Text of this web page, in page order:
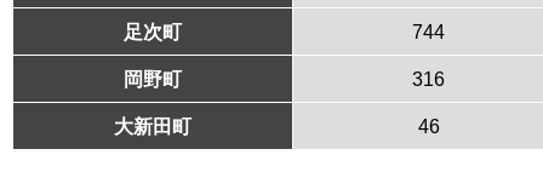
足次町 744
岡野町 316
大新田町 46